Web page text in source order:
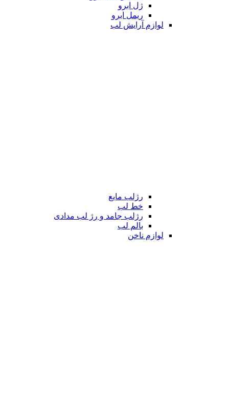
ژل ابرو
ریمل ابرو
لوازم آرایش لب
رژلب مایع
خط لب
رژلب جامد و رژ لب مدادی
بالم لب
لوازم ناخن